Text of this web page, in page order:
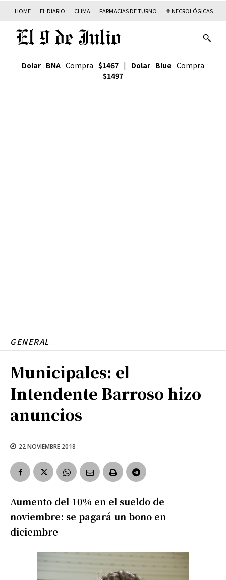
HOME EL DIARIO CLIMA FARMACIAS DE TURNO ✟ NECROLÓGICAS
Dolar BNA Compra $1467 | Dolar Blue Compra
$1497
GENERAL
Municipales: el
Intendente Barroso hizo
anuncios
22 NOVIEMBRE 2018
Aumento del 10% en el sueldo de
noviembre: se pagará un bono en
diciembre